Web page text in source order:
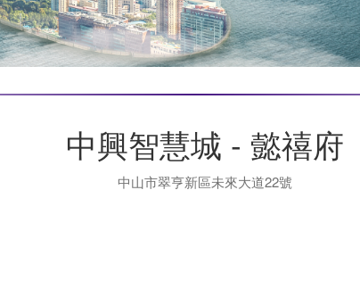
中興智慧城 - 懿禧府
中山市翠亨新區未來大道22號